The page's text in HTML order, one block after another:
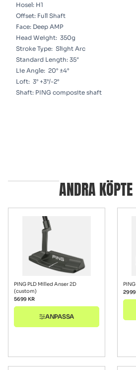
Hosel: H1
Offset: Full Shaft
Face: Deep AMP
Head Weight: 350g
Stroke Type: Slight Arc
Standard Length: 35″
Lie Angle: 20° ±4°
Loft: 3° +3°/-2°
Shaft: PING composite shaft
ANDRA
PING PLD Milled Anser 2D
(custom)
5699 KR
ANPASSA
2999